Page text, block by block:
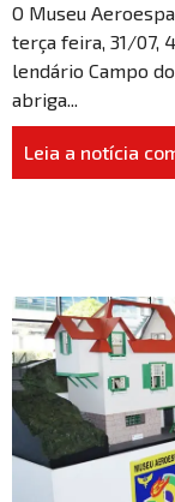
O Museu
terça feira, 31/07,
lendário Campo
abriga...
Leia a notícia